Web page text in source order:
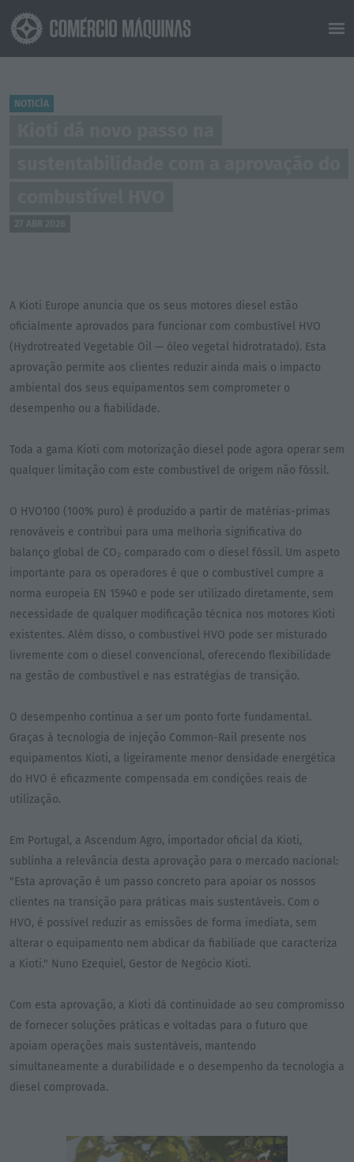
NOTICÍA
A Kioti Europe anuncia que os seus motores diesel estão
oficialmente aprovados para funcionar com combustível HVO
(Hydrotreated Vegetable Oil — óleo vegetal hidrotratado). Esta
aprovação permite aos clientes reduzir ainda mais o impacto
ambiental dos seus equipamentos sem comprometer o
desempenho ou a fiabilidade.
Toda a gama Kioti com motorização diesel pode agora operar sem
qualquer limitação com este combustível de origem não fóssil.
O HVO100 (100% puro) é produzido a partir de matérias-primas
renováveis e contribui para uma melhoria significativa do
balanço global de CO₂ comparado com o diesel fóssil. Um aspeto
importante para os operadores é que o combustível cumpre a
norma europeia EN 15940 e pode ser utilizado diretamente, sem
necessidade de qualquer modificação técnica nos motores Kioti
existentes. Além disso, o combustível HVO pode ser misturado
livremente com o diesel convencional, oferecendo flexibilidade
na gestão de combustível e nas estratégias de transição.
O desempenho continua a ser um ponto forte fundamental.
Graças à tecnologia de injeção Common-Rail presente nos
equipamentos Kioti, a ligeiramente menor densidade energética
do HVO é eficazmente compensada em condições reais de
utilização.
Em Portugal, a Ascendum Agro, importador oficial da Kioti,
sublinha a relevância desta aprovação para o mercado nacional:
"Esta aprovação é um passo concreto para apoiar os nossos
clientes na transição para práticas mais sustentáveis. Com o
HVO, é possível reduzir as emissões de forma imediata, sem
alterar o equipamento nem abdicar da fiabiliade que caracteriza
a Kioti." Nuno Ezequiel, Gestor de Negócio Kioti.
Com esta aprovação, a Kioti dá continuidade ao seu compromisso
de fornecer soluções práticas e voltadas para o futuro que
apoiam operações mais sustentáveis, mantendo
simultaneamente a durabilidade e o desempenho da tecnologia a
diesel comprovada.